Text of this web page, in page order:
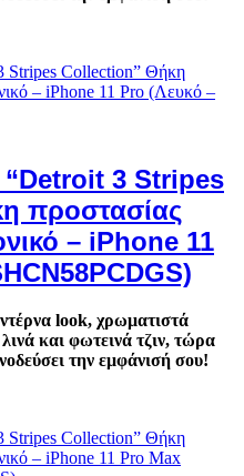
3 Stripes
προστασίας
– iPhone 11
look, χρωματιστά
και φωτεινά τζιν, τώρα
την εμφάνισή σου!